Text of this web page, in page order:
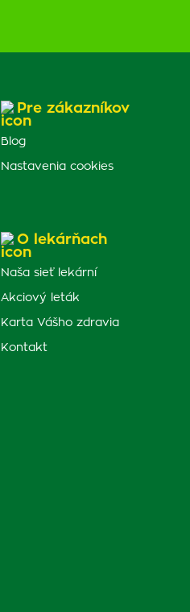
Pre zákazníkov
Blog
Nastavenia cookies
O lekárňach
Naša sieť lekární
Akciový leták
Karta Vášho zdravia
Kontakt